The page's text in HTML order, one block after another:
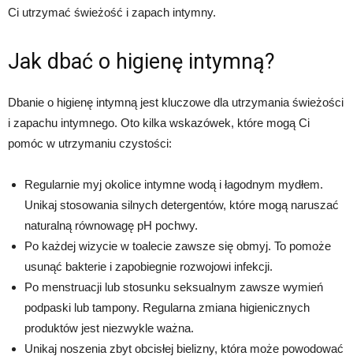
Ci utrzymać świeżość i zapach intymny.
Jak dbać o higienę intymną?
Dbanie o higienę intymną jest kluczowe dla utrzymania świeżości
i zapachu intymnego. Oto kilka wskazówek, które mogą Ci
pomóc w utrzymaniu czystości:
Regularnie myj okolice intymne wodą i łagodnym mydłem.
Unikaj stosowania silnych detergentów, które mogą naruszać
naturalną równowagę pH pochwy.
Po każdej wizycie w toalecie zawsze się obmyj. To pomoże
usunąć bakterie i zapobiegnie rozwojowi infekcji.
Po menstruacji lub stosunku seksualnym zawsze wymień
podpaski lub tampony. Regularna zmiana higienicznych
produktów jest niezwykle ważna.
Unikaj noszenia zbyt obcisłej bielizny, która może powodować